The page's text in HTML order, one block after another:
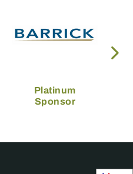
Platinum
Sponsor